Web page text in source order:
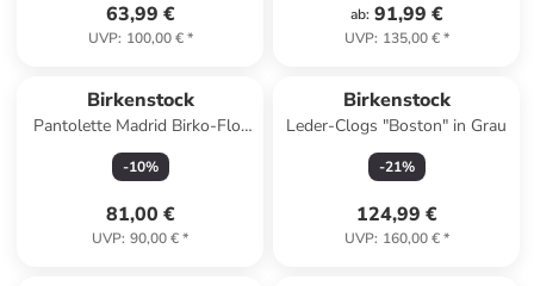
63,99 €
UVP: 100,00 €*
ab: 91,99 €
UVP: 135,00 €*
Birkenstock
Pantolette Madrid Birko-Flor
Nubuk schmal in braun
-10%
81,00 €
UVP: 90,00 €*
Birkenstock
Leder-Clogs "Boston" in Grau
-21%
124,99 €
UVP: 160,00 €*